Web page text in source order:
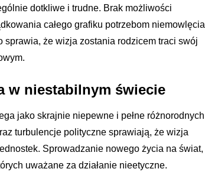
dotkliwe i trudne. Brak możliwości
całego grafiku potrzebom niemowlęcia
że wizja zostania rodzicem traci swój
w niestabilnym świecie
jako skrajnie niepewne i pełne różnorodnych
turbulencje polityczne sprawiają, że wizja
Sprowadzanie nowego życia na świat,
uważane za działanie nieetyczne.